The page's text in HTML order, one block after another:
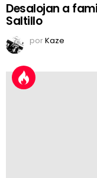
Desalojan a
Saltillo
porKaze